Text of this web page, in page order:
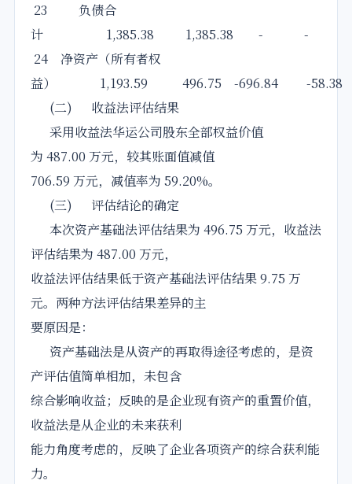
23 负债合
计 1,385.38 1,385.38 - -
24 净资产（所有者权
益） 1,193.59 496.75 -696.84 -58.38
(二) 收益法评估结果
采用收益法华运公司股东全部权益价值
为 487.00 万元，较其账面值减值
706.59 万元，减值率为 59.20%。
(三) 评估结论的确定
本次资产基础法评估结果为 496.75 万元，收益法
评估结果为 487.00 万元，
收益法评估结果低于资产基础法评估结果 9.75 万
元。两种方法评估结果差异的主
要原因是：
资产基础法是从资产的再取得途径考虑的，是资
产评估值简单相加，未包含
综合影响收益；反映的是企业现有资产的重置价值，
收益法是从企业的未来获利
能力角度考虑的，反映了企业各项资产的综合获利能
力。